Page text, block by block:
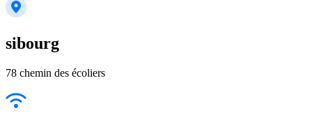
sibourg
78 chemin des écoliers